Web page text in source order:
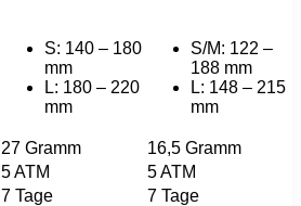
S: 140 – 180
mm
L: 180 – 220
mm
S/M: 122 –
188 mm
L: 148 – 215
mm
27 Gramm
16,5 Gramm
5 ATM
5 ATM
7 Tage
7 Tage